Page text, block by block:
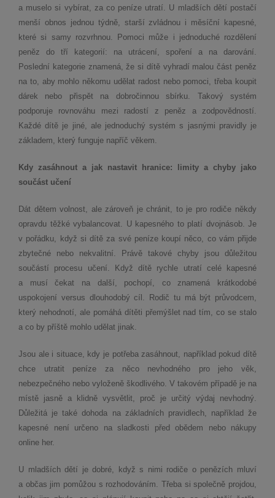
a muselo si vybírat, za co peníze utratí. U mladších dětí postačí
menší obnos jednou týdně, starší zvládnou i měsíční kapesné,
které si samy rozvrhnou. Pomoci může i jednoduché rozdělení
peněz do tří kategorií: na utrácení, spoření a na darování.
Poslední kategorie znamená, že si dítě vyhradí malou část peněz
na to, aby mohlo někomu udělat radost nebo pomoci, třeba koupit
dárek nebo přispět na dobročinnou sbírku. Takový systém
podporuje rovnováhu mezi radostí z peněz a zodpovědností.
Každé dítě je jiné, ale jednoduchý systém s jasnými pravidly je
základem, který funguje napříč věkem.
Kdy zasáhnout a jak nastavit hranice: limity a chyby jako
součást učení
Dát dětem volnost, ale zároveň je chránit, to je pro rodiče někdy
opravdu těžké vybalancovat. U kapesného to platí dvojnásob. Je
v pořádku, když si dítě za své peníze koupí něco, co vám přijde
zbytečné nebo nekvalitní. Právě takové chyby jsou důležitou
součástí procesu učení. Když dítě rychle utratí celé kapesné
a musí čekat na další, pochopí, co znamená krátkodobé
uspokojení versus dlouhodobý cíl. Rodič tu má být průvodcem,
který nehodnotí, ale pomáhá dítěti přemýšlet nad tím, co se stalo
a co by příště mohlo udělat jinak.
Jsou ale i situace, kdy je potřeba zasáhnout, například pokud dítě
chce utratit peníze za něco nevhodného pro jeho věk,
nebezpečného nebo vyloženě škodlivého. V takovém případě je na
místě jasně a klidně vysvětlit, proč je určitý výdaj nevhodný.
Důležitá je také dohoda na základních pravidlech, například že
kapesné není určeno na sladkosti před obědem nebo nákupy
online her.
U mladších dětí je dobré, když s nimi rodiče o penězích mluví
a občas jim pomůžou s rozhodováním. Třeba si společně projdou,